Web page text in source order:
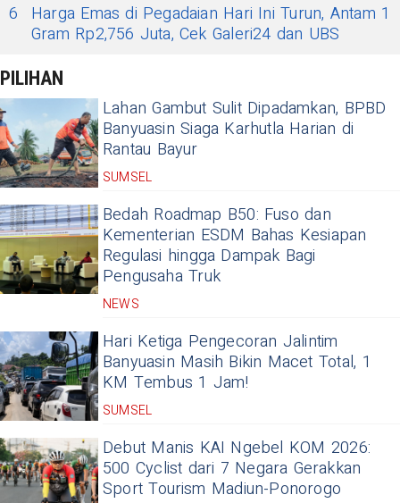
6
Harga Emas di Pegadaian Hari Ini Turun, Antam 1
Gram Rp2,756 Juta, Cek Galeri24 dan UBS
PILIHAN
Lahan Gambut Sulit Dipadamkan, BPBD
Banyuasin Siaga Karhutla Harian di
Rantau Bayur
SUMSEL
Bedah Roadmap B50: Fuso dan
Kementerian ESDM Bahas Kesiapan
Regulasi hingga Dampak Bagi
Pengusaha Truk
NEWS
Hari Ketiga Pengecoran Jalintim
Banyuasin Masih Bikin Macet Total, 1
KM Tembus 1 Jam!
SUMSEL
Debut Manis KAI Ngebel KOM 2026:
500 Cyclist dari 7 Negara Gerakkan
Sport Tourism Madiun-Ponorogo